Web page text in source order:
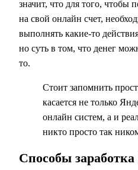
значит, что для того, чтобы
на свой онлайн счет,
выполнять какие-то
но суть в том, что денег
то.
Стоит запомнить
касается не только
онлайн систем, а и
никто просто так
Способы